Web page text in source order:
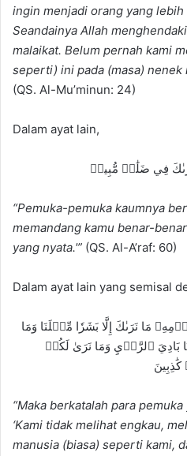
ingin menjadi orang yang lebih
Seandainya Allah
malaikat. Belum pernah kami
seperti) ini pada (masa) nenek
(QS. Al-Mu’minun: 24)
Dalam ayat lain,
فِي ضَلَٰلٖ مُّبِينٖ
“Pemuka-pemuka kaumnya
memandang kamu benar-
yang nyata.'” (QS. Al-A’raf: 60)
Dalam ayat lain yang semisal
مَا نَرَىٰكَ إِلَّا بَشَرٗا مِّثۡلَنَا وَمَا
بَادِيَ ٱلرَّأۡيِ وَمَا نَرَىٰ لَكُمۡ
“Maka berkatalah para
‘Kami tidak melihat engkau,
manusia (biasa) seperti kami,